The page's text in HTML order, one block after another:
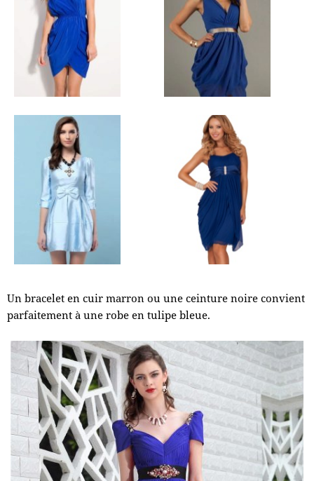
Un bracelet en cuir marron ou une ceinture noire convient
parfaitement à une robe en tulipe bleue.